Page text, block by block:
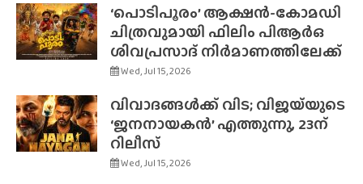
‘പൊടിപൂരം’ ആക്ഷൻ-കോമഡി
ചിത്രവുമായി ഫിലിം പിആർഒ
ശിവപ്രസാദ് നിർമാണത്തിലേക്ക്
Wed, Jul 15, 2026
വിവാദങ്ങൾക്ക് വിട; വിജയ്‌യുടെ
‘ജനനായകൻ’ എത്തുന്നു, 23ന്
റിലീസ്
Wed, Jul 15, 2026